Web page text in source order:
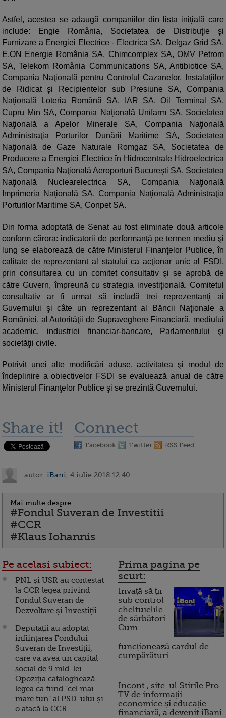
Astfel, acestea se adaugă companiilor din lista iniţială care
include: Engie România, Societatea de Distribuţie şi
Furnizare a Energiei Electrice - Electrica SA, Delgaz Grid SA,
E.ON Energie România SA, Chimcomplex SA, OMV Petrom
SA, Telekom România Communications SA, Antibiotice SA,
Compania Naţională pentru Controlul Cazanelor, Instalaţiilor
de Ridicat şi Recipientelor sub Presiune SA, Compania
Naţională Loteria Română SA, IAR SA, Oil Terminal SA,
Cupru Min SA, Compania Naţională Unifarm SA, Societatea
Naţională a Apelor Minerale SA, Compania Naţională
Administraţia Porturilor Dunării Maritime SA, Societatea
Naţională de Gaze Naturale Romgaz SA, Societatea de
Producere a Energiei Electrice în Hidrocentrale Hidroelectrica
SA, Compania Naţională Aeroporturi Bucureşti SA, Societatea
Naţională Nuclearelectrica SA, Compania Naţională
Imprimeria Naţională SA, Compania Naţională Administraţia
Porturilor Maritime SA, Conpet SA.
Din forma adoptată de Senat au fost eliminate două articole
conform cărora: indicatorii de performanţă pe termen mediu şi
lung se elaborează de către Ministerul Finanţelor Publice, în
calitate de reprezentant al statului ca acţionar unic al FSDI,
prin consultarea cu un comitet consultativ şi se aprobă de
către Guvern, împreună cu strategia investiţională. Comitetul
consultativ ar fi urmat să includă trei reprezentanţi ai
Guvernului şi câte un reprezentant al Băncii Naţionale a
României, al Autorităţii de Supraveghere Financiară, mediului
academic, industriei financiar-bancare, Parlamentului şi
societăţii civile.
Potrivit unei alte modificări aduse, activitatea şi modul de
îndeplinire a obiectivelor FSDI se evaluează anual de către
Ministerul Finanţelor Publice şi se prezintă Guvernului.
Share it! Connect
Facebook Twitter RSS Feed
autor: iBani , 4 iulie 2018 12:40
Mai multe despre:
#Fondul Suveran de Investitii
#CCR
#Klaus Iohannis
Pe acelasi subiect:
PNL și USR au contestat
la CCR legea privind
Fondul Suveran de
Dezvoltare şi Investiţii
Deputații au adoptat
înființarea Fondului
Suveran de Investiții,
care va avea un capital
social de 9 mld. lei.
Opoziția cataloghează
legea ca fiind "cel mai
mare tun" al PSD-ului și
o atacă la CCR
Prima pagina pe
scurt:
Invață să ții
sub control
cheltuielile
de sărbători.
Cum
funcționează cardul de
cumpărături
Incont , site-ul Știrile Pro
TV de informații
economice și educație
financiară, a devenit iBani